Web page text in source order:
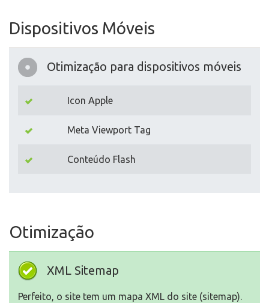
Dispositivos Móveis
Otimização para dispositivos móveis
Icon Apple
Meta Viewport Tag
Conteúdo Flash
Otimização
XML Sitemap
Perfeito, o site tem um mapa XML do site (sitemap).